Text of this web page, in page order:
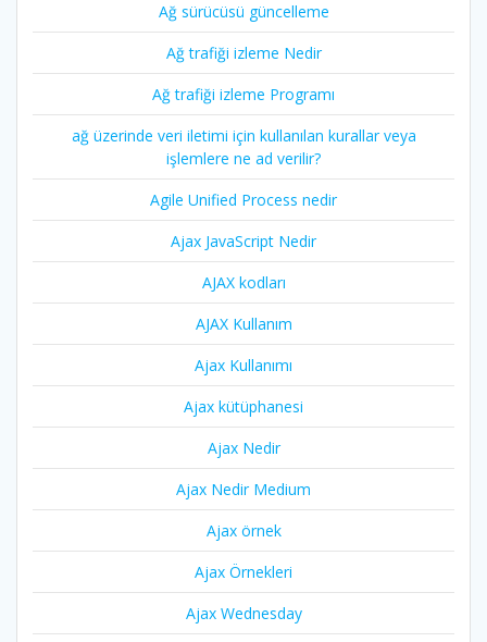
Ağ sürücüsü güncelleme
Ağ trafiği izleme Nedir
Ağ trafiği izleme Programı
ağ üzerinde veri iletimi için kullanılan kurallar veya
işlemlere ne ad verilir?
Agile Unified Process nedir
Ajax JavaScript Nedir
AJAX kodları
AJAX Kullanım
Ajax Kullanımı
Ajax kütüphanesi
Ajax Nedir
Ajax Nedir Medium
Ajax örnek
Ajax Örnekleri
Ajax Wednesday